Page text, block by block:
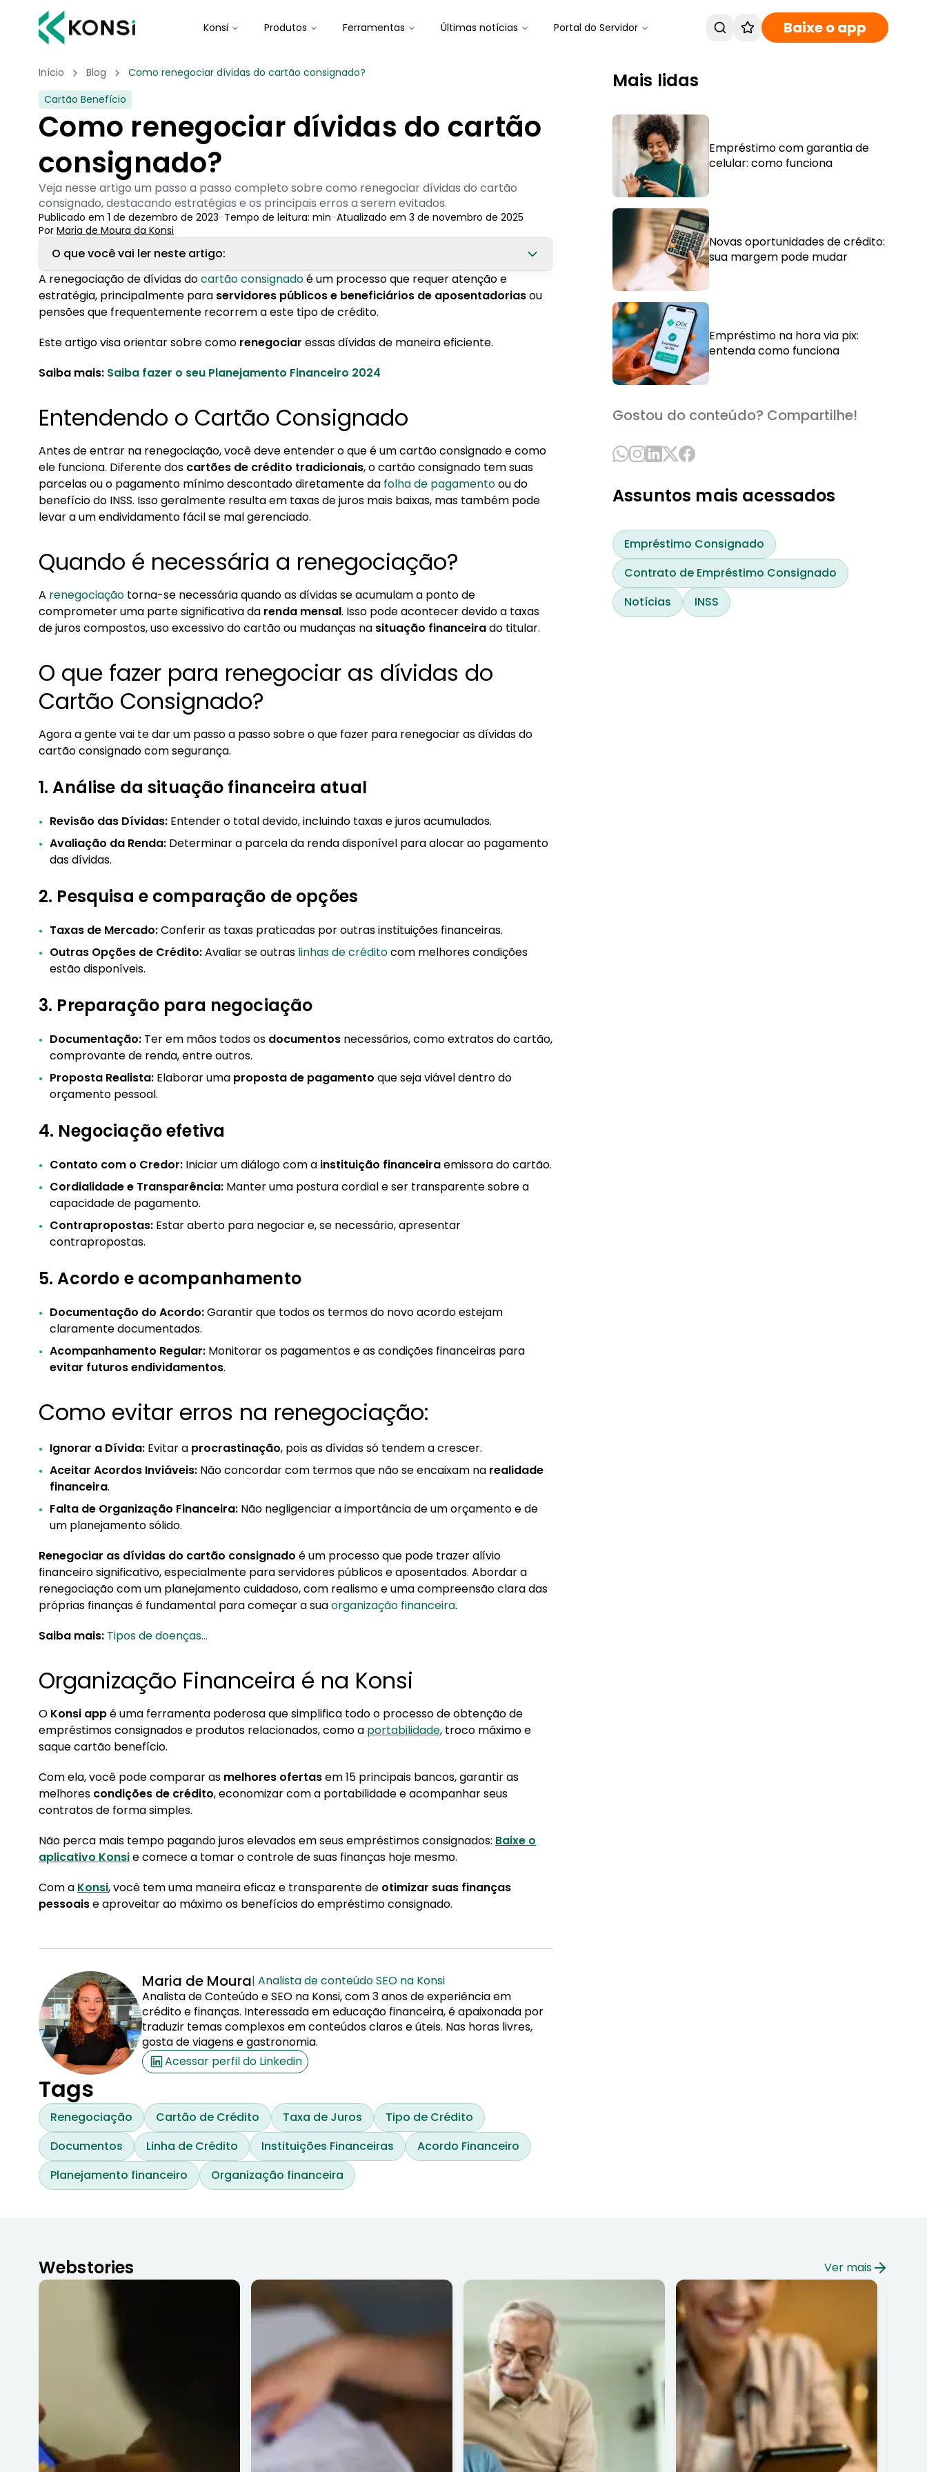
Konsi Produtos Ferramentas Últimas notícias Portal do Servidor Baixe o app
Início Blog
Como renegociar dívidas do cartão consignado?
Cartão Benefício
Como renegociar dívidas do cartão
consignado?
Veja nesse artigo um passo a passo completo sobre como renegociar dívidas do cartão
consignado, destacando estratégias e os principais erros a serem evitados.
Publicado em 1 de dezembro de 2023-Tempo de leitura: min-Atualizado em 3 de novembro de 2025
Por Maria de Moura da Konsi
O que você vai ler neste artigo:
1. Entendendo o Cartão Consignado
2. Quando é necessária a renegociação?
3. O que fazer para renegociar as dívidas do Cartão Consignado?
3.1. 1. Análise da situação financeira atual
3.3. 3. Preparação para negociação
3.5. 5. Acordo e acompanhamento
4. Como evitar erros na renegociação:
5. Organização Financeira é na Konsi
A renegociação de dívidas docartão consignadoé um processo que requer atenção e
estratégia, principalmente para servidores públicos e beneficiários de aposentadoriasou
pensões que frequentemente recorrem a este tipo de crédito.
Este artigo visa orientar sobre como renegociar essas dívidas de maneira eficiente.
Saiba mais: Saiba fazer o seu Planejamento Financeiro 2024
Entendendo o Cartão Consignado
Antes de entrar na renegociação, você deve entender o que é um cartão consignado e como
ele funciona. Diferente dos cartões de crédito tradicionais, o cartão consignado tem suas
parcelas ou o pagamento mínimo descontado diretamente da folha de pagamentoou do
benefício do INSS. Isso geralmente resulta em taxas de juros mais baixas, mas também pode
levar a um endividamento fácil se mal gerenciado.
Quando é necessária a renegociação?
A renegociação torna-se necessária quando as dívidas se acumulam a ponto de
comprometer uma parte significativa da renda mensal. Isso pode acontecer devido a taxas
de juros compostos, uso excessivo do cartão ou mudanças na situação financeirado titular.
O que fazer para renegociar as dívidas do
Cartão Consignado?
Agora a gente vai te dar um passo a passo sobre o que fazer para renegociar as dívidas do
cartão consignado com segurança.
1. Análise da situação financeira atual
Revisão das Dívidas: Entender o total devido, incluindo taxas e juros acumulados.
Avaliação da Renda: Determinar a parcela da renda disponível para alocar ao pagamento
das dívidas.
2. Pesquisa e comparação de opções
Taxas de Mercado:Conferir as taxas praticadas por outras instituições financeiras.
Outras Opções de Crédito:Avaliar se outras linhas de créditocom melhores condições
estão disponíveis.
3. Preparação para negociação
Documentação: Ter em mãos todos os documentos necessários, como extratos do cartão,
comprovante de renda, entre outros.
Proposta Realista: Elaborar uma proposta de pagamento que seja viável dentro do
orçamento pessoal.
4. Negociação efetiva
Contato com o Credor: Iniciar um diálogo com a instituição financeiraemissora do cartão.
Cordialidade e Transparência: Manter uma postura cordial e ser transparente sobre a
capacidade de pagamento.
Contrapropostas: Estar aberto para negociar e, se necessário, apresentar
contrapropostas.
5. Acordo e acompanhamento
Documentação do Acordo:Garantir que todos os termos do novo acordo estejam
claramente documentados.
Acompanhamento Regular: Monitorar os pagamentos e as condições financeiras para
evitar futuros endividamentos.
Como evitar erros na renegociação:
Ignorar a Dívida: Evitar a procrastinação, pois as dívidas só tendem a crescer.
Aceitar Acordos Inviáveis: Não concordar com termos que não se encaixam na realidade
financeira.
Falta de Organização Financeira: Não negligenciar a importância de um orçamento e de
um planejamento sólido.
Renegociar as dívidas do cartão consignado é um processo que pode trazer alívio
financeiro significativo, especialmente para servidores públicos e aposentados. Abordar a
renegociação com um planejamento cuidadoso, com realismo e uma compreensão clara das
próprias finanças é fundamental para começar a suaorganização financeira.
Saiba mais: Tipos de doenças...
Organização Financeira é na Konsi
O Konsi appé uma ferramenta poderosa que simplifica todo o processo de obtenção de
empréstimos consignados e produtos relacionados, como a portabilidade, troco máximo e
saque cartão benefício.
Com ela, você pode comparar as melhores ofertasem 15 principais bancos, garantir as
melhores condições de crédito, economizar com a portabilidade e acompanhar seus
contratos de forma simples.
Não perca mais tempo pagando juros elevados em seus empréstimos consignados: Baixe o
aplicativo Konsie comece a tomar o controle de suas finanças hoje mesmo.
Com a Konsi, você tem uma maneira eficaz e transparente de otimizar suas finanças
pessoaise aproveitar ao máximo os benefícios do empréstimo consignado.
Maria de Moura| Analista de conteúdo SEO na Konsi
Analista de Conteúdo e SEO na Konsi, com 3 anos de experiência em
crédito e finanças. Interessada em educação financeira, é apaixonada por
traduzir temas complexos em conteúdos claros e úteis. Nas horas livres,
gosta de viagens e gastronomia.
Acessar perfil do Linkedin
Tags
Renegociação Cartão de Crédito Taxa de Juros
Tipo de Crédito
Documentos
Linha de Crédito Instituições Financeiras
Acordo Financeiro
Planejamento financeiro
Organização financeira
Mais lidas
Empréstimo com garantia de
celular: como funciona
Novas oportunidades de crédito:
sua margem pode mudar
Empréstimo na hora via pix:
entenda como funciona
Gostou do conteúdo? Compartilhe!
Assuntos mais acessados
Empréstimo Consignado
Contrato de Empréstimo Consignado
Notícias
INSS
Webstories Ver mais